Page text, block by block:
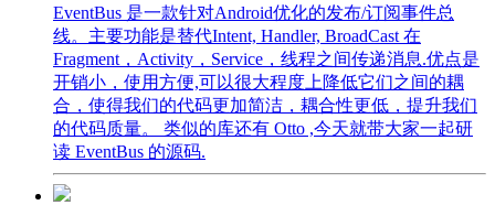
EventBus 是一款针对Android优化的发布/订阅事件总
线。主要功能是替代Intent, Handler, BroadCast 在
Fragment，Activity，Service，线程之间传递消息.优点是
开销小，使用方便,可以很大程度上降低它们之间的耦
合，使得我们的代码更加简洁，耦合性更低，提升我们
的代码质量。 类似的库还有 Otto ,今天就带大家一起研
读 EventBus 的源码.